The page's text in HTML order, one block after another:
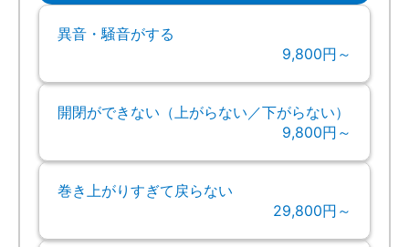
異音・騒音がする
9,800円～
開閉ができない（上がらない／下がらない）
9,800円～
巻き上がりすぎて戻らない
29,800円～